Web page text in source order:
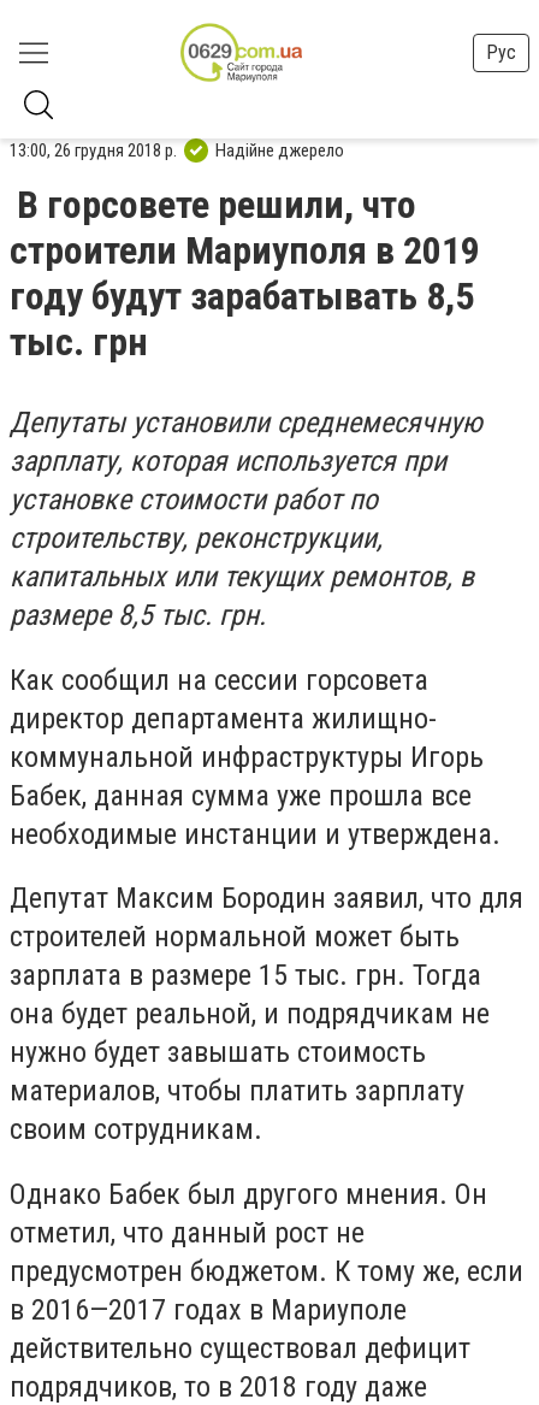
Рус
13:00, 26 грудня 2018 р. Надійне джерело
В горсовете решили, что
строители Мариуполя в 2019
году будут зарабатывать 8,5
тыс. грн
Депутаты установили среднемесячную
зарплату, которая используется при
установке стоимости работ по
строительству, реконструкции,
капитальных или текущих ремонтов, в
размере 8,5 тыс. грн.
Как сообщил на сессии горсовета
директор департамента жилищно-
коммунальной инфраструктуры Игорь
Бабек, данная сумма уже прошла все
необходимые инстанции и утверждена.
Депутат Максим Бородин заявил, что для
строителей нормальной может быть
зарплата в размере 15 тыс. грн. Тогда
она будет реальной, и подрядчикам не
нужно будет завышать стоимость
материалов, чтобы платить зарплату
своим сотрудникам.
Однако Бабек был другого мнения. Он
отметил, что данный рост не
предусмотрен бюджетом. К тому же, если
в 2016—2017 годах в Мариуполе
действительно существовал дефицит
подрядчиков, то в 2018 году даже